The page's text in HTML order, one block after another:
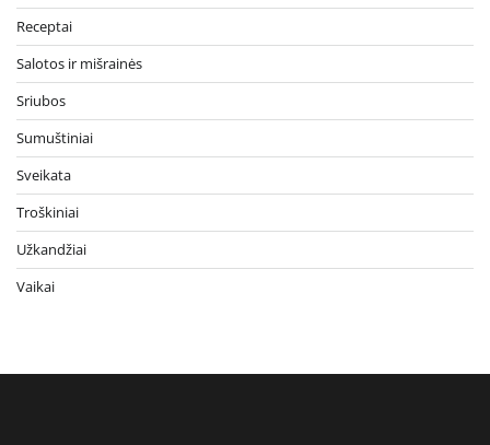
Receptai
Salotos ir mišrainės
Sriubos
Sumuštiniai
Sveikata
Troškiniai
Užkandžiai
Vaikai